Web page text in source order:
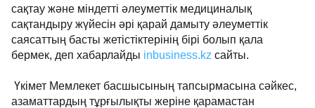
сақтау және міндетті әлеуметтік медициналық
сақтандыру жүйесін әрі қарай дамыту әлеуметтік
саясаттың басты жетістіктерінің бірі болып қала
бермек, деп хабарлайды inbusiness.kz сайты.
Үкімет Мемлекет басшысының тапсырмасына сәйкес,
азаматтардың тұрғылықты жеріне қарамастан